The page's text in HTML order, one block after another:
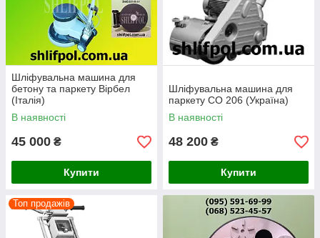
Шліфувальна машина для
бетону та паркету Вірбел
(Італія)
В наявності
45 000 ₴
Купити
Шліфувальна машина для
паркету СО 206 (Україна)
В наявності
48 200 ₴
Купити
Топ продажів